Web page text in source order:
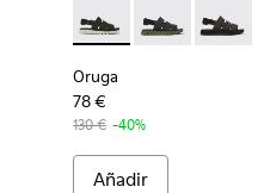
para hombre
011Oruga - K100470-
Oruga -Oruga -
Oruga
78 €
130 € -40%
Añadir